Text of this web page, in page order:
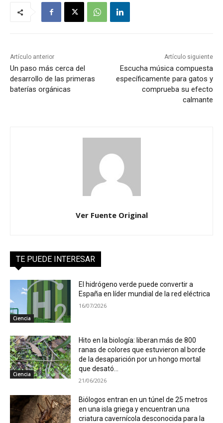
Artículo anterior
Un paso más cerca del
desarrollo de las primeras
baterías orgánicas
Artículo siguiente
Escucha música compuesta
específicamente para gatos y
comprueba su efecto
calmante
Ver Fuente Original
TE PUEDE INTERESAR
Ciencia
El hidrógeno verde puede convertir a
España en líder mundial de la red eléctrica
16/07/2026
Ciencia
Hito en la biología: liberan más de 800
ranas de colores que estuvieron al borde
de la desaparición por un hongo mortal
que desató...
21/06/2026
Biólogos entran en un túnel de 25 metros
en una isla griega y encuentran una
criatura cavernícola desconocida para la